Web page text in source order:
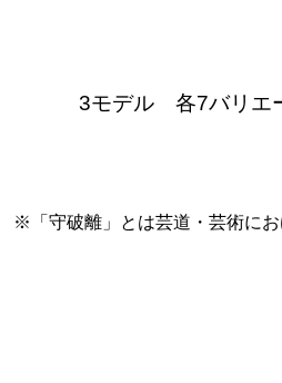
3モデル 各7バリエ
※「守破離」とは芸道・芸術に